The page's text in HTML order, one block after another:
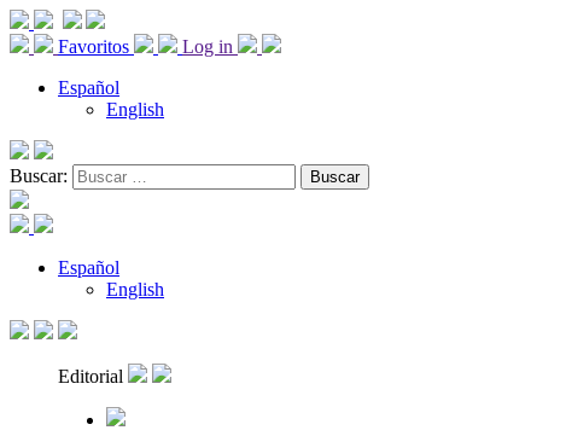
Favoritos
Log in
Español
English
Buscar:
Español
English
Editorial